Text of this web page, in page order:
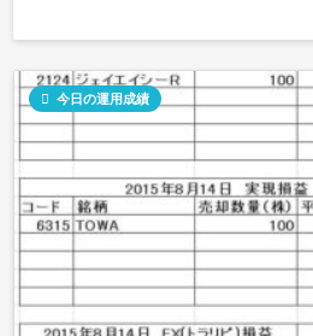
 今日の運用成績